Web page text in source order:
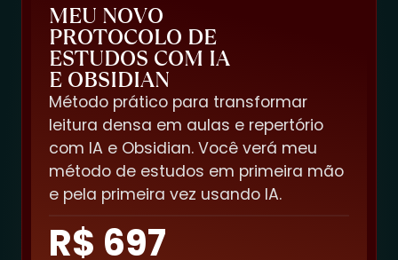
MEU NOVO
PROTOCOLO DE
ESTUDOS COM IA
E OBSIDIAN
Método prático para transformar
leitura densa em aulas e repertório
com IA e Obsidian.Você verá meu
método de estudos em primeira mão
e pela primeira vez usando IA.
R$ 697